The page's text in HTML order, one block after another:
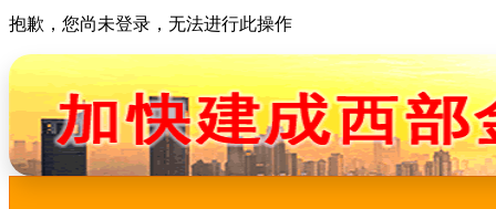
抱歉，您尚未登录，无法进行此操作